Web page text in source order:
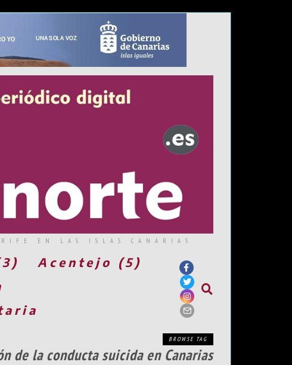
EN LAS ISLAS CANARIAS
Acentejo (5)
BROWSE TAG
de la conducta suicida en Canarias